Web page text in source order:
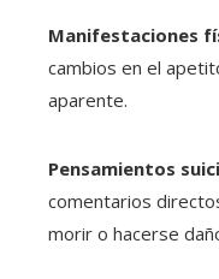
Manifestaciones
cambios en el
aparente.
Pensamientos
comentarios
morir o hacerse